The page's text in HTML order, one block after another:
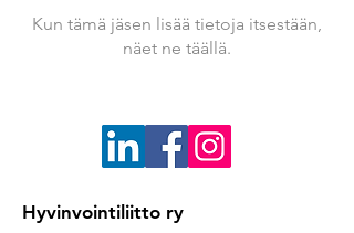
Kun tämä jäsen lisää tietoja itsestään,
näet ne täällä.
Hyvinvointiliitto ry